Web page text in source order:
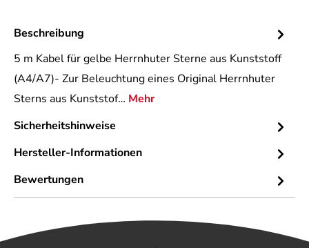
Beschreibung
5 m Kabel für gelbe Herrnhuter Sterne aus Kunststoff
(A4/A7)- Zur Beleuchtung eines Original Herrnhuter
Sterns aus Kunststof… Mehr
Sicherheitshinweise
Hersteller-Informationen
Bewertungen